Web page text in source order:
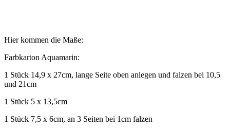
Hier kommen die Maße:
Farbkarton Aquamarin:
1 Stück 14,9 x 27cm, lange Seite oben anlegen und falzen bei 10,5
und 21cm
1 Stück 5 x 13,5cm
1 Stück 7,5 x 6cm, an 3 Seiten bei 1cm falzen